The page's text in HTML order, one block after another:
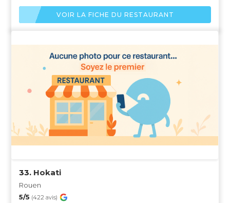
VOIR LA FICHE DU RESTAURANT
33. Hokati
Rouen
5/5 (422 avis)